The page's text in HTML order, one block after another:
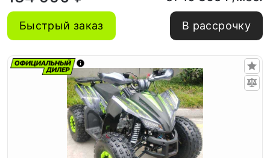
Быстрый заказ В рассрочку